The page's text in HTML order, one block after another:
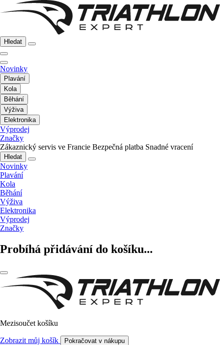
Hledat
Novinky
Plavání
Kola
Běhání
Výživa
Elektronika
Výprodej
Značky
Zákaznický servis ve Francie Bezpečná platba Snadné vracení
Hledat
Novinky
Plavání
Kola
Běhání
Výživa
Elektronika
Výprodej
Značky
Probíhá přidávání do košíku...
Mezisoučet košíku
Zobrazit můj košík Pokračovat v nákupu